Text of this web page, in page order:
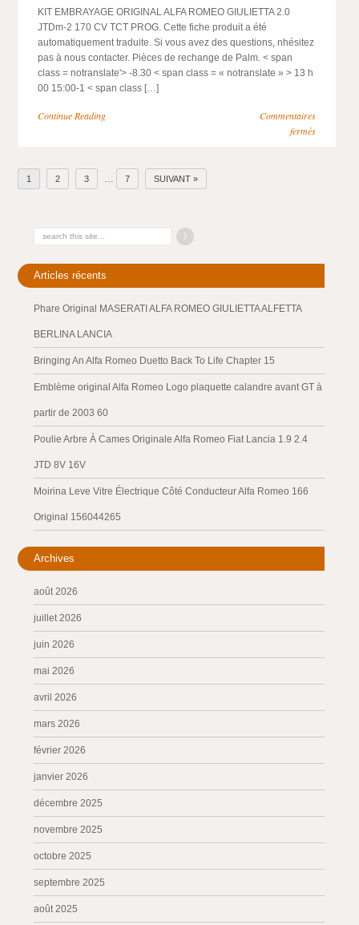
KIT EMBRAYAGE ORIGINAL ALFA ROMEO GIULIETTA 2.0
JTDm-2 170 CV TCT PROG. Cette fiche produit a été
automatiquement traduite. Si vous avez des questions, nhésitez
pas à nous contacter. Pièces de rechange de Palm. < span
class = notranslate'> -8.30 < span class = « notranslate » > 13 h
00 15:00-1 < span class […]
Continue Reading
Commentaires
fermés
1 2 3 … 7 SUIVANT »
Articles récents
Phare Original MASERATI ALFA ROMEO GIULIETTA ALFETTA
BERLINA LANCIA
Bringing An Alfa Romeo Duetto Back To Life Chapter 15
Emblème original Alfa Romeo Logo plaquette calandre avant GT à
partir de 2003 60
Poulie Arbre À Cames Originale Alfa Romeo Fiat Lancia 1.9 2.4
JTD 8V 16V
Moirina Leve Vitre Électrique Côté Conducteur Alfa Romeo 166
Original 156044265
Archives
août 2026
juillet 2026
juin 2026
mai 2026
avril 2026
mars 2026
février 2026
janvier 2026
décembre 2025
novembre 2025
octobre 2025
septembre 2025
août 2025